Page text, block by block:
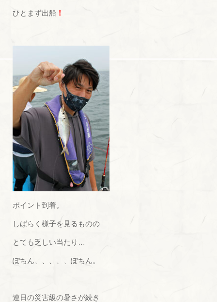
ひとまず出船 ！
ポイント到着。
しばらく様子を見るものの
とても乏しい当たり…
ぽちん、、、、、ぽちん。
連日の災害級の暑さが続き